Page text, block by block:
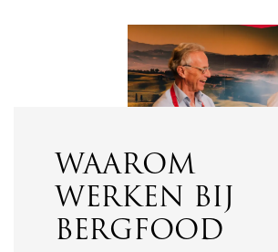
WAAROM
WERKEN BIJ
BERGFOOD